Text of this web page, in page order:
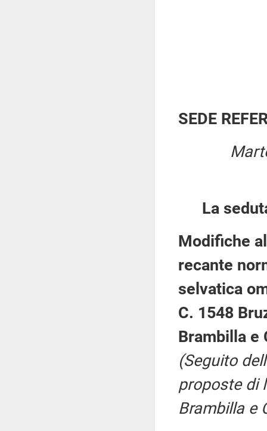
SEDE
La
Modifiche
recante
selvatica
C. 1548
Brambilla e
(Seguito
proposte di
Brambilla e